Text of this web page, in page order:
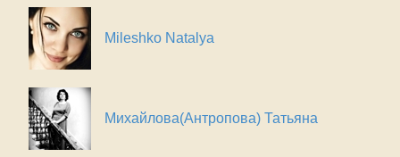
Mileshko Natalya
Михайлова(Антропова) Татьяна